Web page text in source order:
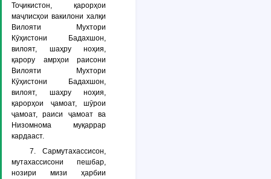
Тоҷикистон, қарорҳои
маҷлисҳои вакилони халқи
Вилояти Мухтори
Кӯҳистони Бадахшон,
вилоят, шаҳру ноҳия,
қарору амрҳои раисони
Вилояти Мухтори
Кӯҳистони Бадахшон,
вилоят, шаҳру ноҳия,
қарорҳои ҷамоат, шӯрои
ҷамоат, раиси ҷамоат ва
Низомнома муқаррар
кардааст.
7. Сармутахассисон,
мутахассисони пешбар,
нозири мизи ҳарбии